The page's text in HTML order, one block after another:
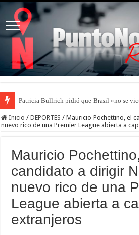
Patricia Bullrich pidió que Brasil «no se
Inicio / DEPORTES / Mauricio Pochettino, el
nuevo rico de una Premier League abierta a
Mauricio
candidato a dirigir
nuevo rico de una
League abierta a
extranjeros